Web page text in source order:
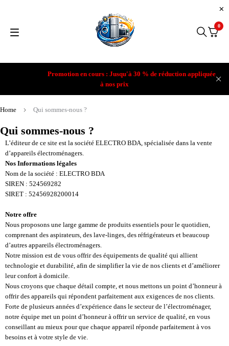
Promotion en cours : Jusqu'à 30 % de réduction appliquée
à nos prix
0
Qui sommes-nous ?
Home Qui sommes-nous ?
L’éditeur de ce site est la société ELECTRO BDA, spécialisée dans la vente
d’appareils électroménagers.
Nos Informations légales
Nom de la société : ELECTRO BDA
SIREN : 524569282
SIRET : 52456928200014
Notre offre
Nous proposons une large gamme de produits essentiels pour le quotidien,
comprenant des aspirateurs, des lave-linges, des réfrigérateurs et beaucoup
d’autres appareils électroménagers.
Notre mission est de vous offrir des équipements de qualité qui allient
technologie et durabilité, afin de simplifier la vie de nos clients et d’améliorer
leur confort à domicile.
Nous croyons que chaque détail compte, et nous mettons un point d’honneur à
offrir des appareils qui répondent parfaitement aux exigences de nos clients.
Forte de plusieurs années d’expérience dans le secteur de l’électroménager,
notre équipe met un point d’honneur à offrir un service de qualité, en vous
conseillant au mieux pour que chaque appareil réponde parfaitement à vos
besoins et à votre style de vie.